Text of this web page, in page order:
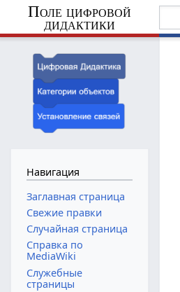
Поле цифровой
дидактики
Навигация
Заглавная страница
Свежие правки
Случайная страница
Справка по
MediaWiki
Служебные
страницы